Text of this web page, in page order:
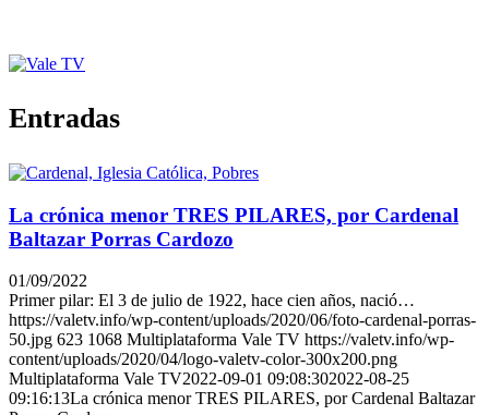
Entradas
La crónica menor TRES PILARES, por Cardenal
Baltazar Porras Cardozo
01/09/2022
Primer pilar: El 3 de julio de 1922, hace cien años, nació…
https://valetv.info/wp-content/uploads/2020/06/foto-cardenal-porras-
50.jpg 623 1068 Multiplataforma Vale TV https://valetv.info/wp-
content/uploads/2020/04/logo-valetv-color-300x200.png
Multiplataforma Vale TV2022-09-01 09:08:302022-08-25
09:16:13La crónica menor TRES PILARES, por Cardenal Baltazar